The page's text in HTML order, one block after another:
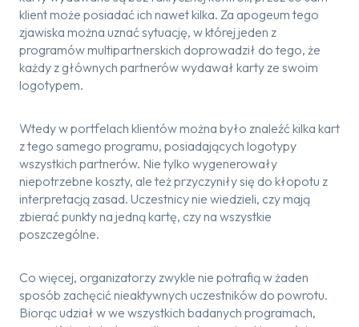
klient może posiadać ich nawet kilka. Za apogeum tego
zjawiska można uznać sytuację, w której jeden z
programów multipartnerskich doprowadził do tego, że
każdy z głównych partnerów wydawał karty ze swoim
logotypem.
Wtedy w portfelach klientów można było znaleźć kilka kart
z tego samego programu, posiadających logotypy
wszystkich partnerów. Nie tylko wygenerowały
niepotrzebne koszty, ale też przyczyniły się do kłopotu z
interpretacją zasad. Uczestnicy nie wiedzieli, czy mają
zbierać punkty na jedną kartę, czy na wszystkie
poszczególne.
Co więcej, organizatorzy zwykle nie potrafią w żaden
sposób zachęcić nieaktywnych uczestników do powrotu.
Biorąc udział w we wszystkich badanych programach,